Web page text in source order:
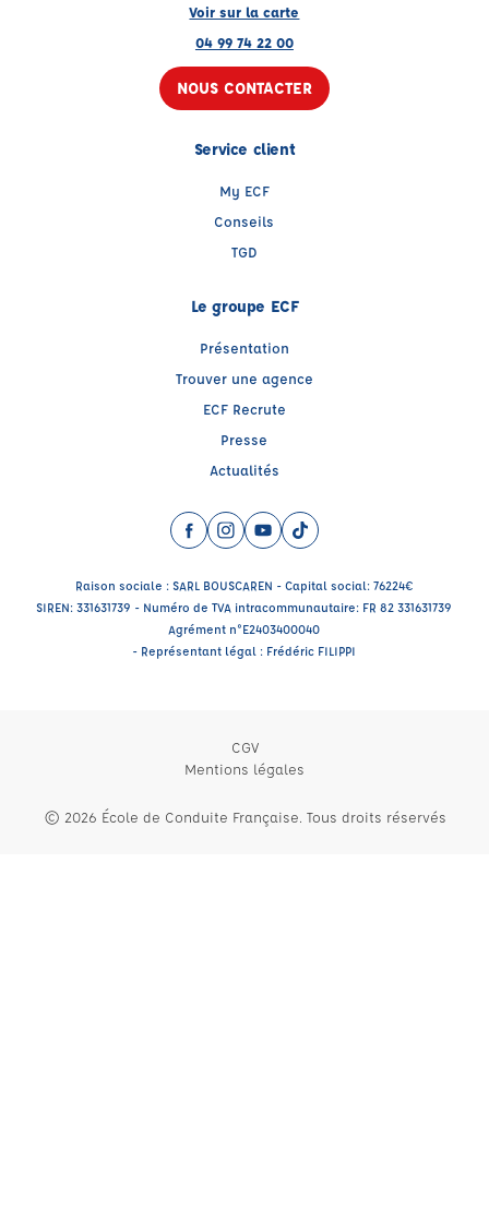
Voir sur la carte
04 99 74 22 00
NOUS CONTACTER
Service client
My ECF
Conseils
TGD
Le groupe ECF
Présentation
Trouver une agence
ECF Recrute
Presse
Actualités
Facebook (nouvelle fenêtre)
Instagram (nouvelle fenêtre)
YouTube (nouvelle fenêtre)
TikTok (nouvelle fenêtre)
Raison sociale : SARL BOUSCAREN - Capital social: 76224€
SIREN: 331631739 - Numéro de TVA intracommunautaire: FR 82 331631739
Agrément n°E2403400040
- Représentant légal : Frédéric FILIPPI
CGV
Mentions légales
© 2026 École de Conduite Française. Tous droits réservés